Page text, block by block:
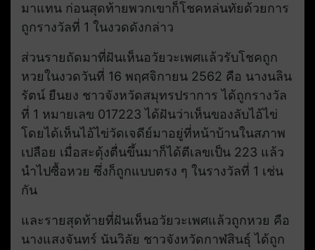
มาแทน ก่อนสุดท้ายพวกเขาก็โชคหล่นทัยด้วยการ
ถูกรางวัลที่ 1 ในงวดดังกล่าว
ส่วนรายถัดมาที่ฝันเห็นอวัยวะเพศแล้วรับโชคถูก
หวยในงวดวันที่ 16 พฤศจิกายน 2562 คือ นางนลิน
รัตน์ ยืนยง ชาวจังหวัดสมุทรปราการ ได้ถูกรางวัล
ที่ 1 หมายเลข 017223 ได้ฝันว่าเห็นของลับไอ้ไข่
โดยได้เห็นไอ้ไข่วัดเจดีย์มาอยู่ที่หน้าบ้านในสภาพ
เปลือย เมื่อสะดุ้งตื่นขึ้นมาก็ได้ตีเลขเป็น 223 แล้ว
นำไปซื้อหวย ซึ่งก็ถูกแบบตรง ๆ ในรางวัลที่ 1 เช่น
กัน
และรายสุดท้ายที่ฝันเห็นอวัยวะเพศแล้วถูกหวย คือ
นางแสงจันทร์ นันวิลัย ชาวจังหวัดกาฬสินธุ์ ได้ถูก